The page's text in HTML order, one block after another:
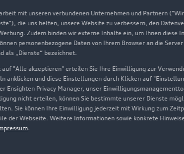
mit unseren verbundenen Unternehmen und Partnern
die uns helfen, unsere Website zu verbessern, den
Zudem binden wir externe Inhalte ein, um Ihnen diese
personenbezogene Daten von Ihrem Browser an die
als „Dienste“ bezeichnet.
"Alle akzeptieren" erteilen Sie Ihre Einwilligung zur
anklicken und diese Einstellungen durch Klicken auf
Ensighten Privacy Manager, unser
nicht erteilen, können Sie bestimmte unserer Dienste
Sie können Ihre Einwilligung jederzeit mit Wirkung zum
der Webseite. Weitere Informationen sowie konkrete
.